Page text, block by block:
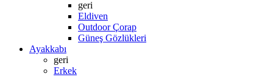
geri
Eldiven
Outdoor Çorap
Güneş Gözlükleri
Ayakkabı
geri
Erkek